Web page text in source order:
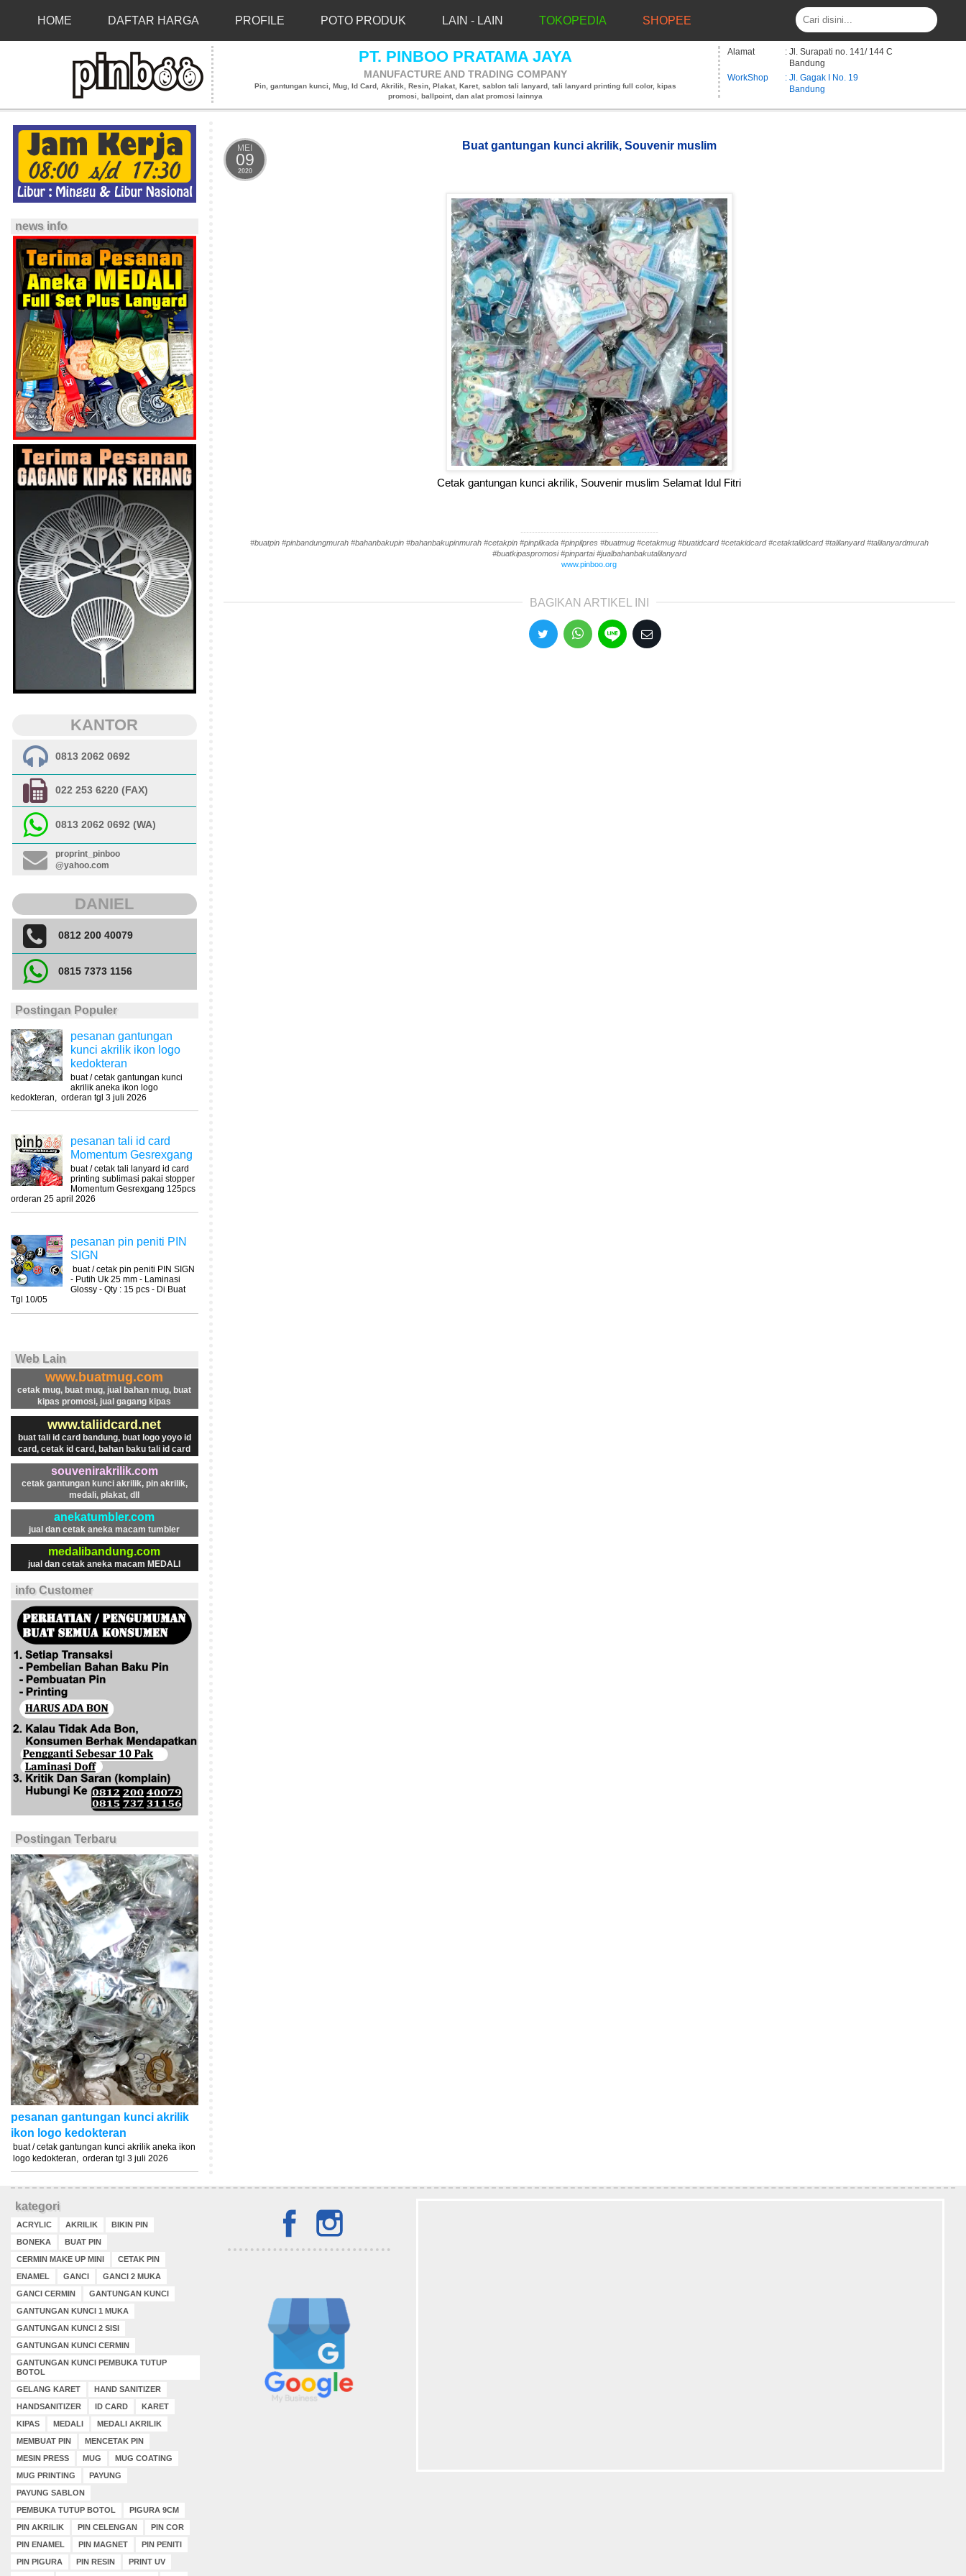
HOME DAFTAR HARGA PROFILE POTO PRODUK LAIN - LAIN TOKOPEDIA SHOPEE
PT. PINBOO PRATAMA JAYA
MANUFACTURE AND TRADING COMPANY
Pin, gantungan kunci, Mug, Id Card, Akrilik, Resin, Plakat, Karet, sablon tali lanyard, tali lanyard printing full color, kipas
promosi, ballpoint, dan alat promosi lainnya
Alamat
: Jl. Surapati no. 141/ 144 C
Bandung
WorkShop
: Jl. Gagak I No. 19
Bandung
news info
KANTOR
0813 2062 0692
022 253 6220 (FAX)
0813 2062 0692 (WA)
proprint_pinboo
@yahoo.com
DANIEL
0812 200 40079
0815 7373 1156
Postingan Populer
pesanan gantungan
kunci akrilik ikon logo
kedokteran
buat / cetak gantungan kunci
akrilik aneka ikon logo
kedokteran, orderan tgl 3 juli 2026
pesanan tali id card
Momentum Gesrexgang
buat / cetak tali lanyard id card
printing sublimasi pakai stopper
Momentum Gesrexgang 125pcs
orderan 25 april 2026
pesanan pin peniti PIN
SIGN
buat / cetak pin peniti PIN SIGN
- Putih Uk 25 mm - Laminasi
Glossy - Qty : 15 pcs - Di Buat
Tgl 10/05
Web Lain
www.buatmug.com
cetak mug, buat mug, jual bahan mug, buat
kipas promosi, jual gagang kipas
www.taliidcard.net
buat tali id card bandung, buat logo yoyo id
card, cetak id card, bahan baku tali id card
souvenirakrilik.com
cetak gantungan kunci akrilik, pin akrilik,
medali, plakat, dll
anekatumbler.com
jual dan cetak aneka macam tumbler
medalibandung.com
jual dan cetak aneka macam MEDALI
info Customer
Postingan Terbaru
pesanan gantungan kunci akrilik
ikon logo kedokteran
buat / cetak gantungan kunci akrilik aneka ikon
logo kedokteran, orderan tgl 3 juli 2026
MEI
09
2020
Buat gantungan kunci akrilik, Souvenir muslim
Cetak gantungan kunci akrilik, Souvenir muslim Selamat Idul Fitri
------------------------------------------------
#buatpin #pinbandungmurah #bahanbakupin #bahanbakupinmurah #cetakpin #pinpilkada #pinpilpres #buatmug #cetakmug #buatidcard #cetakidcard #cetaktaliidcard #talilanyard #talilanyardmurah
#buatkipaspromosi #pinpartai #jualbahanbakutalilanyard
www.pinboo.org
BAGIKAN ARTIKEL INI
kategori
ACRYLIC AKRILIK
BIKIN PIN
BONEKA
BUAT PIN
CERMIN MAKE UP MINI
CETAK PIN
ENAMEL
GANCI
GANCI 2 MUKA
GANCI CERMIN
GANTUNGAN KUNCI
GANTUNGAN KUNCI 1 MUKA
GANTUNGAN KUNCI 2 SISI
GANTUNGAN KUNCI CERMIN
GANTUNGAN KUNCI PEMBUKA TUTUP
BOTOL
GELANG KARET
HAND SANITIZER
HANDSANITIZER
ID CARD
KARET
KIPAS
MEDALI
MEDALI AKRILIK
MEMBUAT PIN
MENCETAK PIN
MESIN PRESS
MUG
MUG COATING
MUG PRINTING
PAYUNG
PAYUNG SABLON
PEMBUKA TUTUP BOTOL
PIGURA 9CM
PIN AKRILIK
PIN CELENGAN
PIN COR
PIN ENAMEL
PIN MAGNET
PIN PENITI
PIN PIGURA
PIN RESIN
PRINT UV